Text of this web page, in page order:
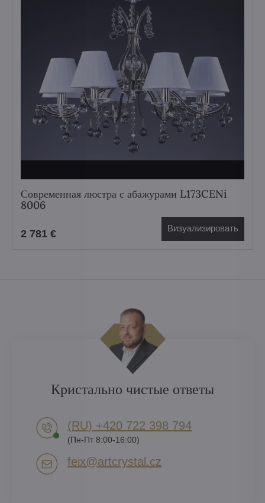
Современная люстра с абажурами L173CENi
8006
2 781 € Визуализировать
Кристально чистые ответы
(RU) +420 722 398 794​
(Пн-Пт 8:00-16:00)
feix​@artcrystal​.cz